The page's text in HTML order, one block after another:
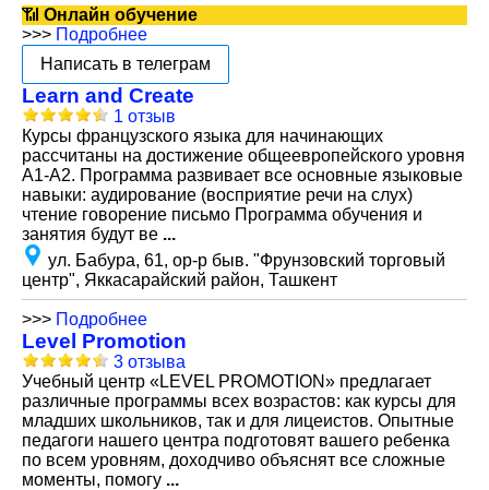
📶 Онлайн обучение
>>> Подробнее
Написать в телеграм
Learn and Create
1 отзыв
Курсы французского языка для начинающих
рассчитаны на достижение общеевропейского уровня
А1-А2. Программа развивает все основные языковые
навыки: аудирование (восприятие речи на слух)
чтение говорение письмо Программа обучения и
занятия будут ве ...
ул. Бабура, 61, ор-р быв. "Фрунзовский торговый
центр", Яккасарайский район, Ташкент
>>> Подробнее
Level Promotion
3 отзыва
Учебный центр «LEVEL PROMOTION» предлагает
различные программы всех возрастов: как курсы для
младших школьников, так и для лицеистов. Опытные
педагоги нашего центра подготовят вашего ребенка
по всем уровням, доходчиво объяснят все сложные
моменты, помогу ...